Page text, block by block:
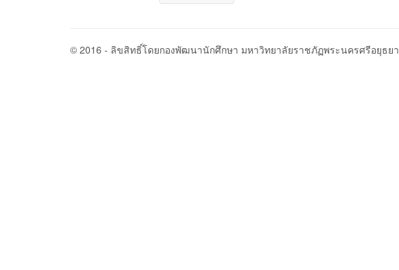
© 2016 - ลิขสิทธิ์โดยกองพัฒนานักศึกษา มหาวิทยาลัยราชภัฏพระนครศรีอยุธยา